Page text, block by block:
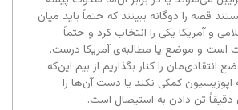
قصه را دوگانه ببینند که حتماً باید میان
و آمریکا یکی را انتخاب کرد و حتماً
است و موضع یا مطالبه‌ی آمریکا درست.
انتقادی‌مان را کنار بگذاریم از بیم این‌که
اپوزیسیون کمکی نکند یا دست آن‌ها را
دقیقاً تن دادن به استیصال است.